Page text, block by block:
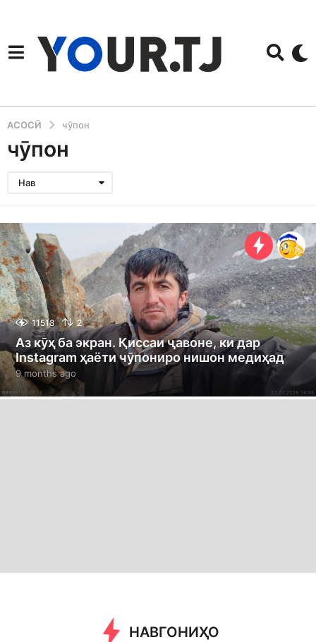
АСОСӢ чӯпон
чӯпон
Нав
11518 2
Аз кӯҳ ба экран. Қиссаи ҷавоне, ки дар
Instagram ҳаёти чӯпониро нишон медиҳад
9 months ago
m
o
НАВГОНИҲО